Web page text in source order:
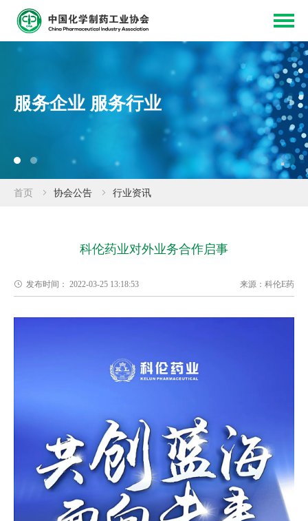
服务企业 服务行业
首页 协会公告 行业资讯
科伦药业对外业务合作启事
发布时间： 2022-03-25 13:18:53 来源： 科伦E药